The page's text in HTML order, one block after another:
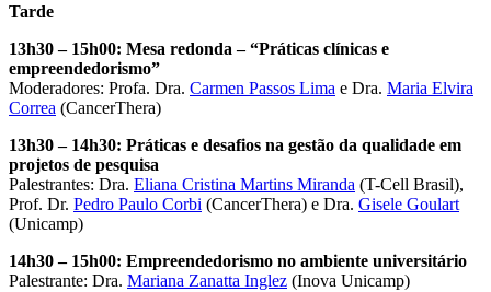
Tarde
13h30 – 15h00: Mesa redonda –“Práticas clínicas e
empreendedorismo”
Moderadores: Profa. Dra. Carmen Passos Lima e Dra. Maria Elvira
Correa (CancerThera)
13h30 – 14h30: Práticas e desafios na gestão da qualidade em
projetos de pesquisa
Palestrantes: Dra. Eliana Cristina Martins Miranda (T-Cell Brasil),
Prof. Dr. Pedro Paulo Corbi (CancerThera) e Dra. Gisele Goulart
(Unicamp)
14h30 – 15h00: Empreendedorismo no ambiente universitário
Palestrante: Dra. Mariana Zanatta Inglez (Inova Unicamp)